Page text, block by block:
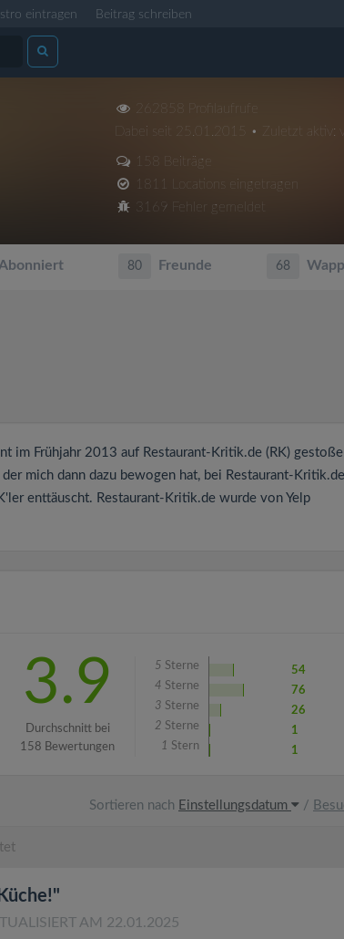
eintragen Beitrag schreiben
262858 Profilaufrufe
Dabei seit 25.01.2015 • Zuletzt aktiv:
158 Beiträge
1811 Locations eingetragen
3169 Fehler gemeldet
80 Freunde 68
im Frühjahr 2013 auf Restaurant-Kritik.de (RK)
mich dann dazu bewogen hat, bei Restaurant-Kritik.de
enttäuscht. Restaurant-Kritik.de wurde von Yelp
3.9
Durchschnitt bei
158 Bewertungen
5 Sterne
54
4 Sterne
76
3 Sterne
26
2 Sterne
1
1 Stern 1
Sortieren nach Einstellungsdatum /
AM 22.01.2025